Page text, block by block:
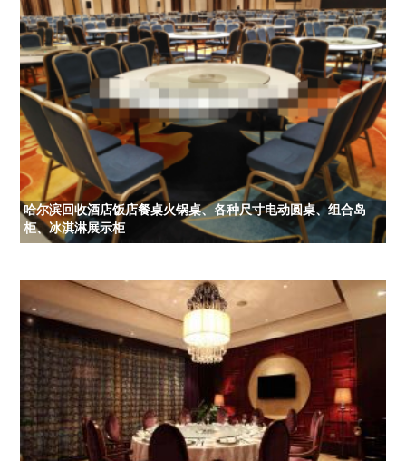
哈尔滨回收酒店饭店餐桌火锅桌、各种尺寸电动圆桌、组合岛
柜、冰淇淋展示柜